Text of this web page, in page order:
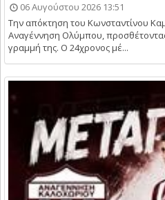
06 Αυγούστου 2026 13:51
Την απόκτηση του Κωνσταντίνου
Αναγέννηση Ολύμπου,
γραμμή της. Ο 24χρονος μέ...